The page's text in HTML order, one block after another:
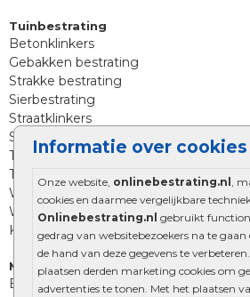
Informatie over cookies
Onze website, onlinebestrating.nl
,
cookies en daarmee vergelijkbare
Onlinebestrating.nl gebruikt
gedrag van websitebezoekers na te gaan
de hand van deze gegevens te
plaatsen derden marketing cookies om
advertenties te tonen. Met het plaatsen
Tuinbestrating
Betonklinkers
Gebakken bestrating
Strakke bestrating
Sierbestrating
Straatklinkers
Straatstenen
Trommelstenen
Tuinstenen
Waalformaat
Wildverband bestrating
Kingstones
Muurelementen
Betonbielzen